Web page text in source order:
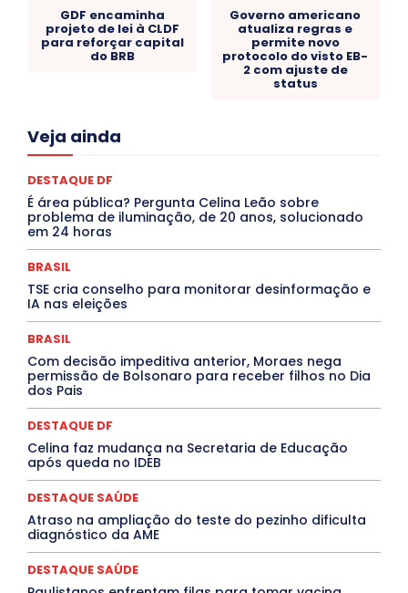
GDF encaminha
projeto de lei à CLDF
para reforçar capital
do BRB
Governo americano
atualiza regras e
permite novo
protocolo do visto EB-
2 com ajuste de
status
Veja ainda
Acre
Congressuanas & Esplanadumas
Covid-19
Crônica Política Crônicas
Cultura e Tal
DANÇA Dengue
Denuncia
DESTAQUE BRASIL
DESTAQUE DF
DESTAQUE SAÚDE
DESTAQUES OUTROS
Especial
Espírito Santo ESPORTE
ESTÁGIO
EVENTOS
Febre Oropouche
FILMES
Goiás
Jogos Online
JUDICIÁRIO LITERATURA
Maranhão
Marburg
Mato Grosso
Mato Grosso do Sul
MEIO AMBIENTE
MÚSICA
O Plantonista Opinião Oropouche
Pará
Paraíba
PROCESSO SELETIVO
PUBLIEDITORIAL
QUALIFICAÇÃO PROFISSIONAL
RESIDÊNCIA
Santa Catarina
Saúde Agora
TÁ FROID?
TEATRO TECNOLOGIA
TIC TAC
Tocantins
DESTAQUE DF
É área pública? Pergunta Celina Leão sobre
problema de iluminação, de 20 anos, solucionado
em 24 horas
BRASIL
TSE cria conselho para monitorar desinformação e
IA nas eleições
BRASIL
Com decisão impeditiva anterior, Moraes nega
permissão de Bolsonaro para receber filhos no Dia
dos Pais
DESTAQUE DF
Celina faz mudança na Secretaria de Educação
após queda no IDEB
DESTAQUE SAÚDE
Atraso na ampliação do teste do pezinho dificulta
diagnóstico da AME
DESTAQUE SAÚDE